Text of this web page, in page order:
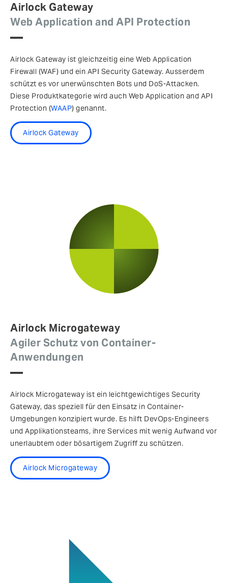
Airlock Gateway
Web Application and API Protection
Airlock Gateway ist gleichzeitig eine Web Application
Firewall (WAF) und ein API Security Gateway. Ausserdem
schützt es vor unerwünschten Bots und DoS-Attacken.
Diese Produktkategorie wird auch Web Application and API
Protection (WAAP) genannt.
Airlock Gateway
Airlock Microgateway
Agiler Schutz von Container-
Anwendungen
Airlock Microgateway ist ein leichtgewichtiges Security
Gateway, das speziell für den Einsatz in Container-
Umgebungen konzipiert wurde. Es hilft DevOps-Engineers
und Applikationsteams, ihre Services mit wenig Aufwand vor
unerlaubtem oder bösartigem Zugriff zu schützen.
Airlock Microgateway